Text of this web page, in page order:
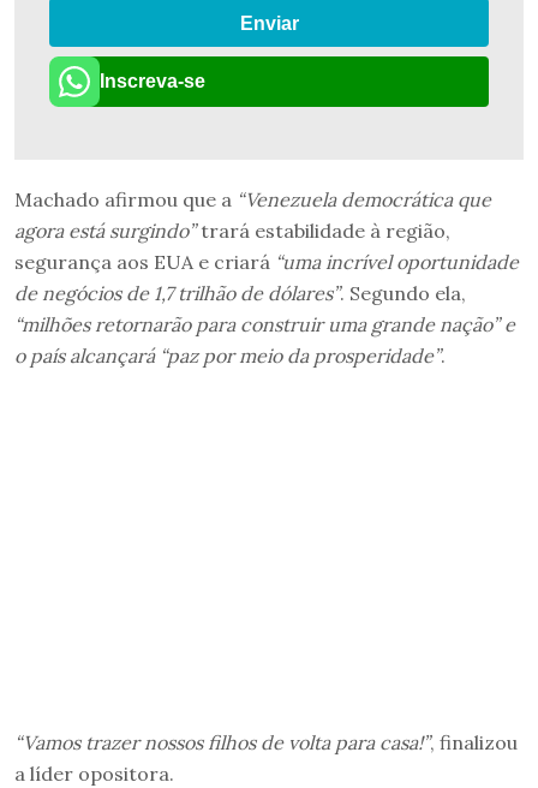
Enviar
Inscreva-se
Machado afirmou que a “Venezuela democrática que
agora está surgindo”trará estabilidade à região,
segurança aos EUA e criará “uma incrível oportunidade
de negócios de 1,7 trilhão de dólares”. Segundo ela,
“milhões retornarão para construir uma grande nação” e
o país alcançará “paz por meio da prosperidade”.
“Vamos trazer nossos filhos de volta para casa!”, finalizou
a líder opositora.